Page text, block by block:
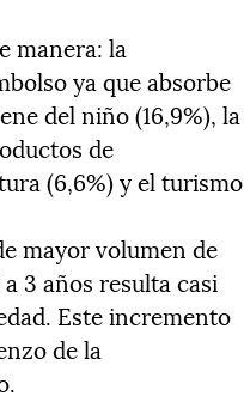
manera: la
ya que absorbe
del niño (16,9%), la
de
(6,6%) y el turismo
mayor volumen de
3 años resulta casi
Este incremento
de la